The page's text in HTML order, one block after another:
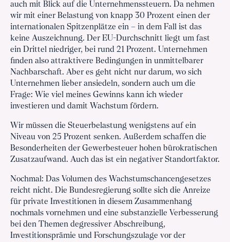
auch mit Blick auf die Unternehmenssteuern. Da nehmen
wir mit einer Belastung von knapp 30 Prozent einen der
internationalen Spitzenplätze ein – in dem Fall ist das
keine Auszeichnung. Der EU-Durchschnitt liegt um fast
ein Drittel niedriger, bei rund 21 Prozent. Unternehmen
finden also attraktivere Bedingungen in unmittelbarer
Nachbarschaft. Aber es geht nicht nur darum, wo sich
Unternehmen lieber ansiedeln, sondern auch um die
Frage: Wie viel meines Gewinns kann ich wieder
investieren und damit Wachstum fördern.
Wir müssen die Steuerbelastung wenigstens auf ein
Niveau von 25 Prozent senken. Außerdem schaffen die
Besonderheiten der Gewerbesteuer hohen bürokratischen
Zusatzaufwand. Auch das ist ein negativer Standortfaktor.
Nochmal: Das Volumen des Wachstumschancengesetzes
reicht nicht. Die Bundesregierung sollte sich die Anreize
für private Investitionen in diesem Zusammenhang
nochmals vornehmen und eine substanzielle Verbesserung
bei den Themen degressiver Abschreibung,
Investitionsprämie und Forschungszulage vor der